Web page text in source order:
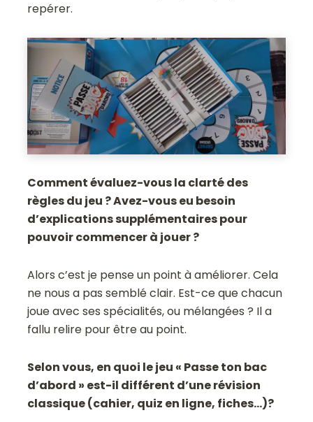
repérer.
Comment évaluez-vous la clarté des
règles du jeu ? Avez-vous eu besoin
d’explications supplémentaires pour
pouvoir commencer à jouer ?
Alors c’est je pense un point à améliorer. Cela
ne nous a pas semblé clair. Est-ce que chacun
joue avec ses spécialités, ou mélangées ? Il a
fallu relire pour être au point.
Selon vous, en quoi le jeu « Passe ton bac
d’abord » est-il différent d’une révision
classique (cahier, quiz en ligne, fiches…)?